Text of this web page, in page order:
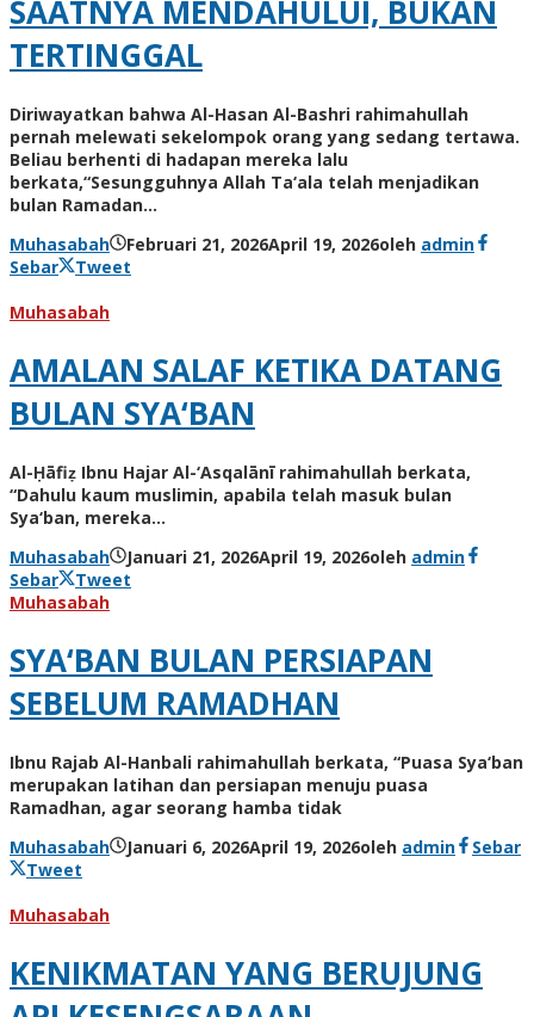
SAATNYA MENDAHULUI, BUKAN
TERTINGGAL
Diriwayatkan bahwa Al-Hasan Al-Bashri rahimahullah
pernah melewati sekelompok orang yang sedang tertawa.
Beliau berhenti di hadapan mereka lalu
berkata,“Sesungguhnya Allah Ta‘ala telah menjadikan
bulan Ramadan…
Muhasabah
Februari 21, 2026April 19, 2026oleh admin
Sebar
Tweet
Muhasabah
AMALAN SALAF KETIKA DATANG
BULAN SYA‘BAN
Al-Ḥāfiẓ Ibnu Hajar Al-‘Asqalānī rahimahullah berkata,
“Dahulu kaum muslimin, apabila telah masuk bulan
Sya‘ban, mereka…
Muhasabah
Januari 21, 2026April 19, 2026oleh admin
Sebar
Tweet
Muhasabah
SYA‘BAN BULAN PERSIAPAN
SEBELUM RAMADHAN
Ibnu Rajab Al-Hanbali rahimahullah berkata, “Puasa Sya‘ban
merupakan latihan dan persiapan menuju puasa
Ramadhan, agar seorang hamba tidak
Muhasabah
Januari 6, 2026April 19, 2026oleh admin
Sebar
Tweet
Muhasabah
KENIKMATAN YANG BERUJUNG